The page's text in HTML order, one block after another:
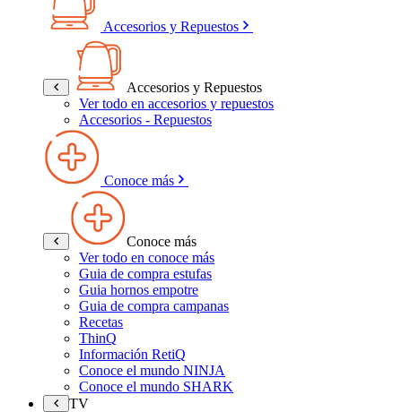
Accesorios y Repuestos
Accesorios y Repuestos
Ver todo en accesorios y repuestos
Accesorios - Repuestos
Conoce más
Conoce más
Ver todo en conoce más
Guia de compra estufas
Guia hornos empotre
Guia de compra campanas
Recetas
ThinQ
Información RetiQ
Conoce el mundo NINJA
Conoce el mundo SHARK
TV